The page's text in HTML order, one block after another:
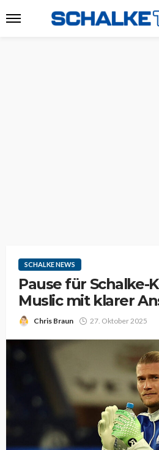
SCHALKE NEWS
Pause für Schalke-
Muslic mit klarer
Chris Braun 27. Oktober 2025